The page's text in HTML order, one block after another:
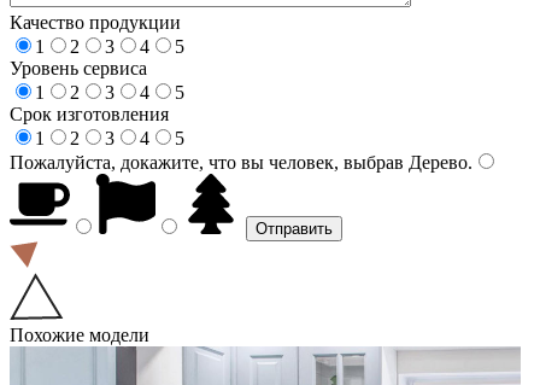
Качество продукции
1
2 3 4
5
Уровень сервиса
1
2 3 4
5
Срок изготовления
1
2 3 4
5
Пожалуйста, докажите, что вы человек, выбрав Дерево.
Похожие модели